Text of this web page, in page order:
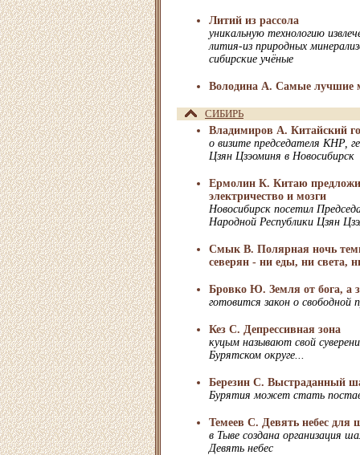
Литий из рассола
уникальную технологию
лития-из природных
сибирские учёные
Володина А. Самые лучшие
СИБИРЬ
Владимиров А. Китайский
о визите председателя КНР,
Цзян Цзэоминя в Новосибирск
Ермолин К. Китаю
электричество и мозги
Новосибирск посетил
Народной Республики Цзян
Смык В. Полярная ночь
северян - ни еды, ни света,
Бровко Ю. Земля от бога, а
готовится закон о свободной
Кез С. Депрессивная зона
куцым называют свой
Бурятском округе...
Березин С. Выстраданный
Бурятия может стать
Темеев С. Девять небес для
в Тыве создана организация
Девять небес